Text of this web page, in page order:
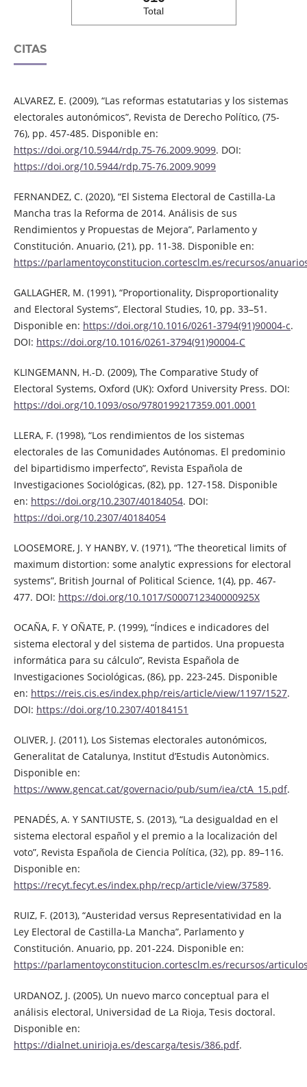
Total
CITAS
ALVAREZ, E. (2009), “Las reformas estatutarias y los sistemas
electorales autonómicos”, Revista de Derecho Político, (75-
76), pp. 457-485. Disponible en:
https://doi.org/10.5944/rdp.75-76.2009.9099. DOI:
https://doi.org/10.5944/rdp.75-76.2009.9099
FERNANDEZ, C. (2020), “El Sistema Electoral de Castilla-La
Mancha tras la Reforma de 2014. Análisis de sus
Rendimientos y Propuestas de Mejora”, Parlamento y
Constitución. Anuario, (21), pp. 11-38. Disponible en:
https://parlamentoyconstitucion.cortesclm.es/recursos/
GALLAGHER, M. (1991), “Proportionality, Disproportionality
and Electoral Systems”, Electoral Studies, 10, pp. 33–51.
Disponible en: https://doi.org/10.1016/0261-3794(91)90004-c.
DOI: https://doi.org/10.1016/0261-3794(91)90004-C
KLINGEMANN, H.-D. (2009), The Comparative Study of
Electoral Systems, Oxford (UK): Oxford University Press. DOI:
https://doi.org/10.1093/oso/9780199217359.001.0001
LLERA, F. (1998), “Los rendimientos de los sistemas
electorales de las Comunidades Autónomas. El predominio
del bipartidismo imperfecto”, Revista Española de
Investigaciones Sociológicas, (82), pp. 127-158. Disponible
en: https://doi.org/10.2307/40184054. DOI:
https://doi.org/10.2307/40184054
LOOSEMORE, J. Y HANBY, V. (1971), “The theoretical limits of
maximum distortion: some analytic expressions for electoral
systems”, British Journal of Political Science, 1(4), pp. 467-
477. DOI: https://doi.org/10.1017/S000712340000925X
OCAÑA, F. Y OÑATE, P. (1999), “Índices e indicadores del
sistema electoral y del sistema de partidos. Una propuesta
informática para su cálculo”, Revista Española de
Investigaciones Sociológicas, (86), pp. 223-245. Disponible
en: https://reis.cis.es/index.php/reis/article/view/1197/1527.
DOI: https://doi.org/10.2307/40184151
OLIVER, J. (2011), Los Sistemas electorales autonómicos,
Generalitat de Catalunya, Institut d’Estudis Autonòmics.
Disponible en:
https://www.gencat.cat/governacio/pub/sum/iea/ctA_15.pdf.
PENADÉS, A. Y SANTIUSTE, S. (2013), “La desigualdad en el
sistema electoral español y el premio a la localización del
voto”, Revista Española de Ciencia Política, (32), pp. 89–116.
Disponible en:
https://recyt.fecyt.es/index.php/recp/article/view/37589.
RUIZ, F. (2013), “Austeridad versus Representatividad en la
Ley Electoral de Castilla-La Mancha”, Parlamento y
Constitución. Anuario, pp. 201-224. Disponible en:
https://parlamentoyconstitucion.cortesclm.es/recursos/
URDANOZ, J. (2005), Un nuevo marco conceptual para el
análisis electoral, Universidad de La Rioja, Tesis doctoral.
Disponible en:
https://dialnet.unirioja.es/descarga/tesis/386.pdf.